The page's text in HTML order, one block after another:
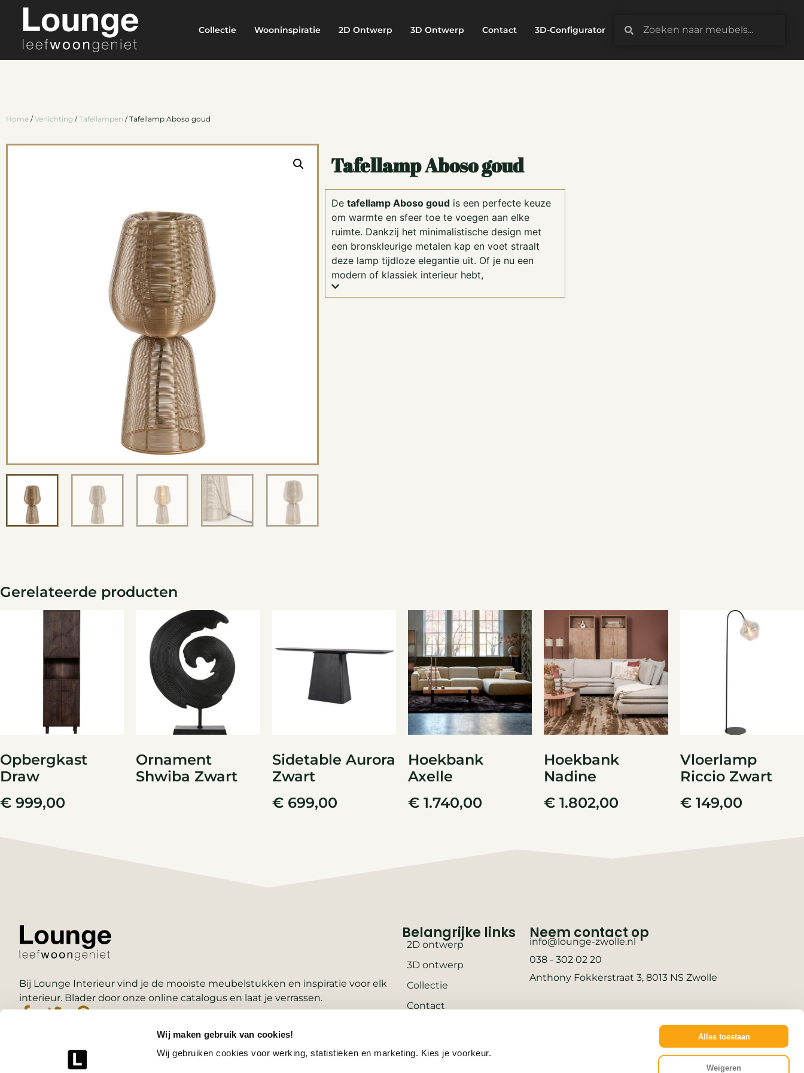
Wij maken gebruik van cookies!
Wij gebruiken cookies voor werking, statistieken en marketing. Kies je voorkeur.
Alles toestaan
Weigeren
Collectie Wooninspiratie 2D Ontwerp 3D Ontwerp Contact 3D-Configurator
Home /Verlichting /Tafellampen / Tafellamp Aboso goud
Tafellamp Aboso goud
De tafellamp Aboso goudis een perfecte keuze
om warmte en sfeer toe te voegen aan elke
ruimte. Dankzij het minimalistische design met
een bronskleurige metalen kap en voet straalt
deze lamp tijdloze elegantie uit. Of je nu een
modern of klassiek interieur hebt,
Gerelateerde producten
Opbergkast
Draw
€ 999,00
Ornament
Shwiba Zwart
Sidetable Aurora
Zwart
€699,00
Hoekbank
Axelle
€1.740,00
Hoekbank
Nadine
€ 1.802,00
Vloerlamp
Riccio Zwart
€149,00
Bij Lounge Interieur vind je de mooiste meubelstukken en inspiratie voor elk
interieur. Blader door onze online catalogus en laat je verrassen.
Belangrijke links
2D ontwerp
3D ontwerp
Collectie
Contact
Neem contact op
info@lounge-zwolle.nl
038 - 302 02 20
Anthony Fokkerstraat 3, 8013 NS Zwolle